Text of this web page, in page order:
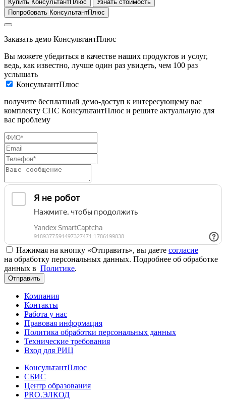
Купить КонсультантПлюс
Узнать стоимость
Попробовать КонсультантПлюс
Заказать демо КонсультантПлюс
Вы можете убедиться в качестве наших продуктов и услуг,
ведь, как известно, лучше один раз увидеть, чем 100 раз
услышать
КонсультантПлюс
получите бесплатный демо-доступ к интересующему вас
комплекту СПС КонсультантПлюс и решите актуальную для
вас проблему
Нажимая на кнопку «Отправить», вы даете согласие
на обработку персональных данных. Подробнее об обработке
данных в Политике.
Отправить
Компания
Контакты
Работа у нас
Правовая информация
Политика обработки персональных данных
Технические требования
Вход для РИЦ
КонсультантПлюс
СБИС
Центр образования
PRO.ЭЛКОД